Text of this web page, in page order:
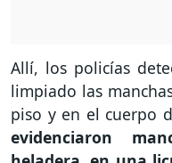
Allí, los policías
limpiado las
piso y en el cuerpo
evidenciaron